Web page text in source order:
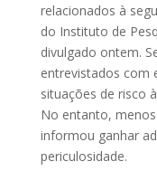
relacionados à
do Instituto de
divulgado ontem.
entrevistados com
situações de risco
No entanto,
informou ganhar
periculosidade.